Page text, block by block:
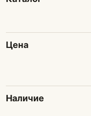
Цена
Наличие